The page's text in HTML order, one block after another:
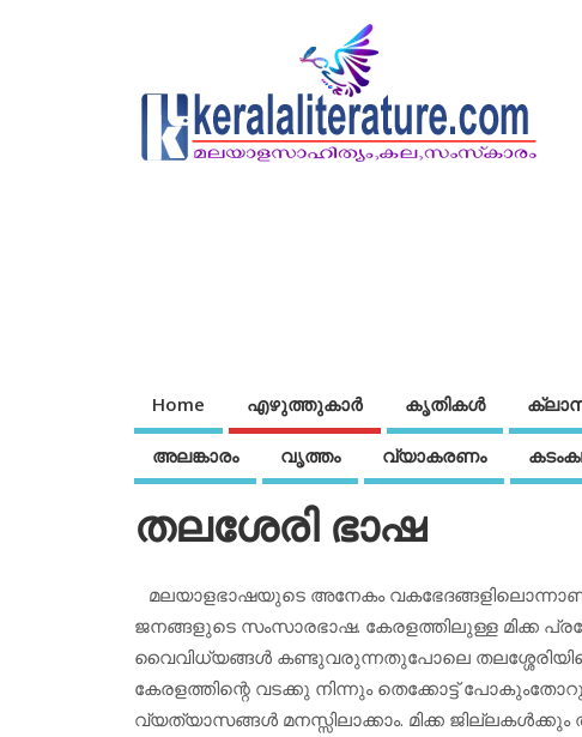
Home എഴുത്തുകാര്‍ കൃതികൾ
അലങ്കാരം വൃത്തം വ്യാകരണം
തലശേരി ഭാഷ
മലയാളഭാഷയുടെ അനേകം വകഭേദങ്ങളിലൊന്നാണ്
ജനങ്ങളുടെ സംസാരഭാഷ. കേരളത്തിലുള്ള മിക്ക
വൈവിധ്യങ്ങള്‍ കണ്ടുവരുന്നതുപോലെ
കേരളത്തിന്റെ വടക്കു നിന്നും തെക്കോട്ട്
വ്യത്യാസങ്ങള്‍ മനസ്സിലാക്കാം. മിക്ക